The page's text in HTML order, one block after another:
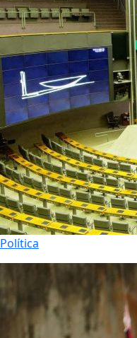
Política